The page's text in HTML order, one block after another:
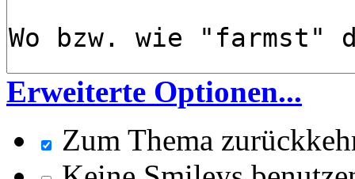
Erweiterte Optionen...
Zum Thema